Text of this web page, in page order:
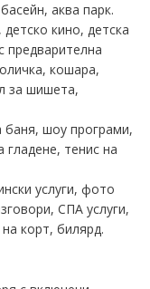
аква парк.
кино, детска
предварителна
кошара,
за шишета,
баня, шоу програми,
гладене, тенис на
услуги, фото
СПА услуги,
корт, билярд.